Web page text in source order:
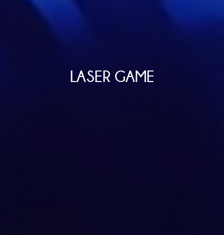
LASER GAME